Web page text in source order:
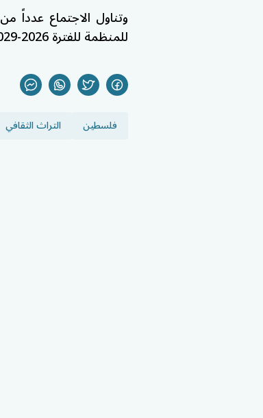
وتناول الاجتماع عدداً
للمنظمة للفترة 2026-2029، ومبادرات لدعم المواقع التراثية المهددة بالخطر.
فلسطين التراث الثقافي